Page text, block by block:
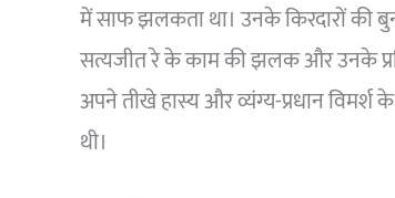
में साफ झलकता था। उनके किरदारों की
सत्यजीत रे के काम की झलक और उनके
अपने तीखे हास्य और व्यंग्य-प्रधान
थी।